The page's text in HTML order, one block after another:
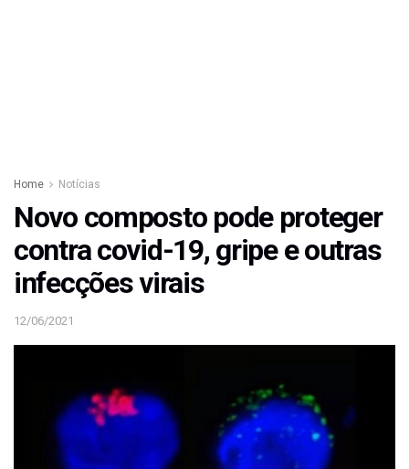
Home Notícias
Novo composto pode proteger
contra covid-19, gripe e outras
infecções virais
12/06/2021